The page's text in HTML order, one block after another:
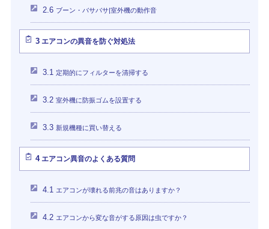
2.6 ブーン・バサバサ|室外機の動作音
3エアコンの異音を防ぐ対処法
3.1 定期的にフィルターを清掃する
3.2 室外機に防振ゴムを設置する
3.3 新規機種に買い替える
4エアコン異音のよくある質問
4.1 エアコンが壊れる前兆の音はありますか？
4.2 エアコンから変な音がする原因は虫ですか？